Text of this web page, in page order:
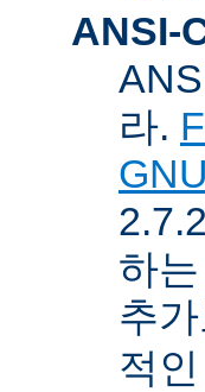
ANSI-
라.
하
추가
적